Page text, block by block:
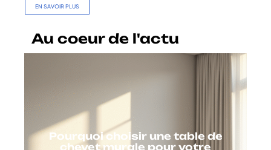
EN SAVOIR PLUS
Au coeur de l'actu
Pourquoi choisir une table de
chevet murale pour votre